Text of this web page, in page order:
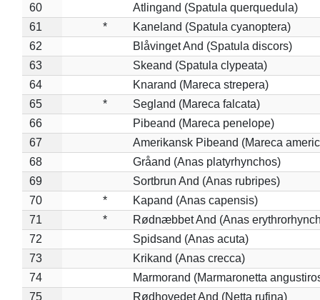
60
Atlingand (Spatula querquedula)
61
*
Kaneland (Spatula cyanoptera)
62
Blåvinget And (Spatula discors)
63
Skeand (Spatula clypeata)
64
Knarand (Mareca strepera)
65
*
Segland (Mareca falcata)
66
Pibeand (Mareca penelope)
67
Amerikansk Pibeand (Mareca
68
Gråand (Anas platyrhynchos)
69
Sortbrun And (Anas rubripes)
70
*
Kapand (Anas capensis)
71
*
Rødnæbbet And (Anas
72
Spidsand (Anas acuta)
73
Krikand (Anas crecca)
74
Marmorand (Marmaronetta
75
Rødhovedet And (Netta rufina)